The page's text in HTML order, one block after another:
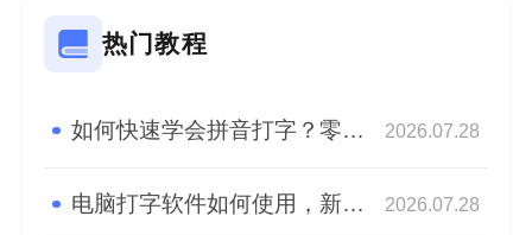
热门教程
如何快速学会拼音打字？零基础快速学会拼音盲打！ 2026.07.28
电脑打字软件如何使用，新手快速熟悉盲打 2026.07.28